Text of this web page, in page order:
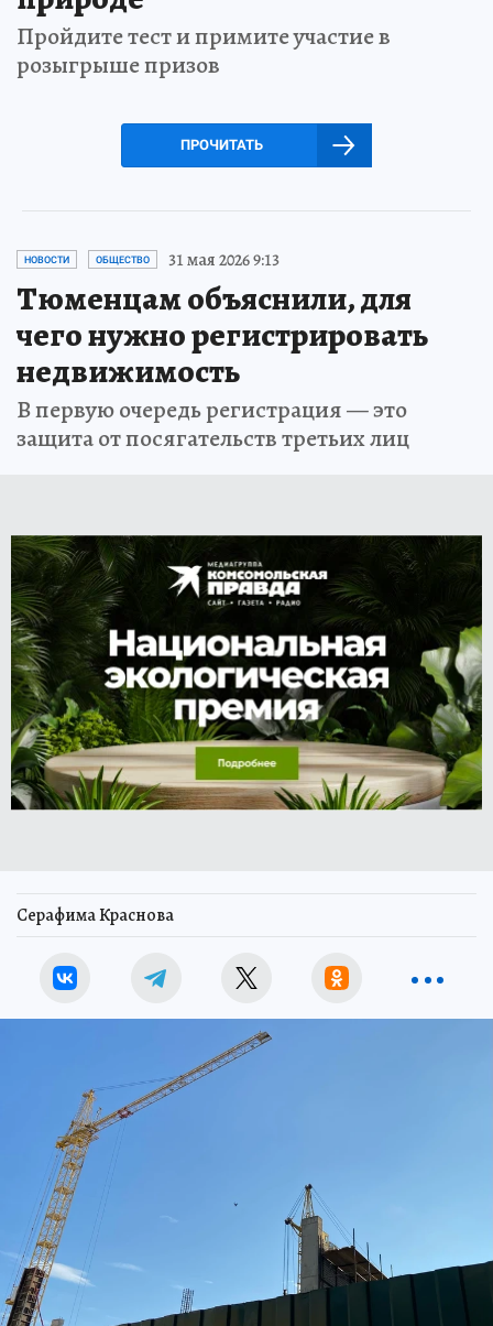
Пройдите тест и примите участие в
розыгрыше призов
ПРОЧИТАТЬ
НОВОСТИ ОБЩЕСТВО 31 мая 2026 9:13
Тюменцам объяснили, для
чего нужно регистрировать
недвижимость
В первую очередь регистрация — это
защита от посягательств третьих лиц
Серафима Краснова